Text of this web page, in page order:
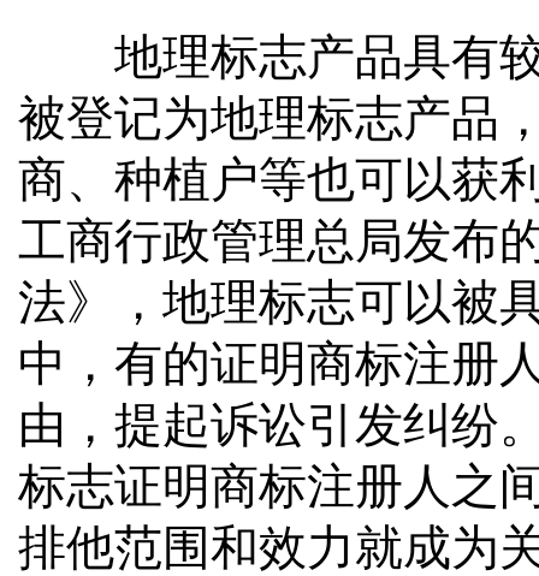
地理标志产品具有较
被登记为地理标志产品
商、种植户等也可以获
工商行政管理总局发布
法》，地理标志可以被
中，有的证明商标注册
由，提起诉讼引发纠纷
标志证明商标注册人之
排他范围和效力就成为